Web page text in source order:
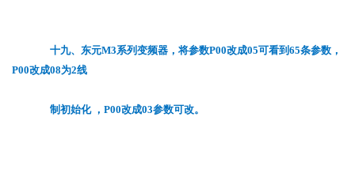
十九、东元M3系列变频器，将参数P00改成05可看到65条参数，
P00改成08为2线
制初始化 ，P00改成03参数可改。